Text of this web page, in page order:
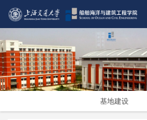
基地建设